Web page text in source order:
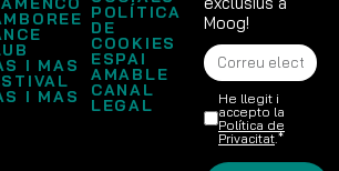
I MAS
I MAS
POLÍTICA
DE
COOKIES
ESPAI
AMABLE
CANAL
LEGAL
Moog!
He llegit i
accepto la
Política de
Privacitat .*